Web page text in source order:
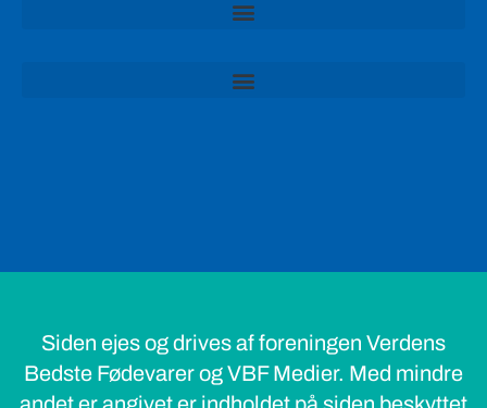
Siden ejes og drives af foreningen Verdens
Bedste Fødevarer og VBF Medier. Med mindre